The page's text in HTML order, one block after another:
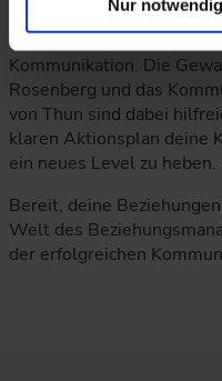
Nur
Der letzte Schliff für
authentische,
Kommunikation. Die
Rosenberg und das
von Thun sind dabei
klaren Aktionsplan deine
ein neues Level zu heben.
Bereit, deine
Welt des
der erfolgreichen